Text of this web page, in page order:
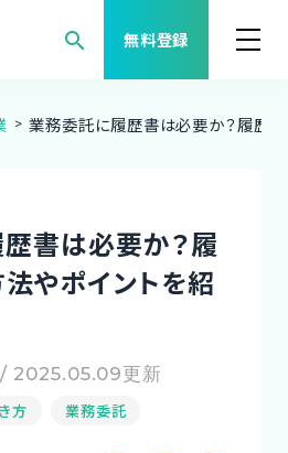
search 無料登録
業務委託に履歴書は必要か？履歴
書は必要か？履
やポイントを紹
2025.05.09更新
方 業務委託